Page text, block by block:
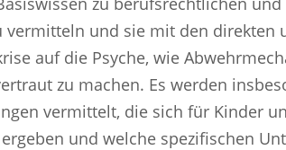
vermitteln und sie mit den direkten
auf die Psyche, wie
zu machen. Es werden
vermittelt, die sich für Kinder
und welche spezifischen